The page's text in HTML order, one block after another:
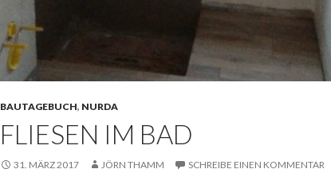
BAUTAGEBUCH, NURDA
FLIESEN IM BAD
31. MÄRZ 2017 JÖRN THAMM SCHREIBE EINEN KOMMENTAR